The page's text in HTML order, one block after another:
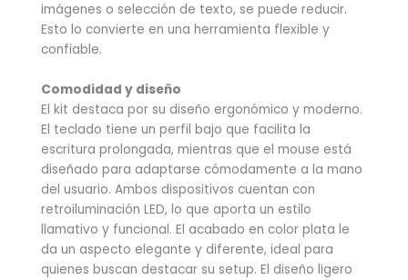
imágenes o selección de texto, se puede reducir.
Esto lo convierte en una herramienta flexible y
confiable.
Comodidad y diseño
El kit destaca por su diseño ergonómico y moderno.
El teclado tiene un perfil bajo que facilita la
escritura prolongada, mientras que el mouse está
diseñado para adaptarse cómodamente a la mano
del usuario. Ambos dispositivos cuentan con
retroiluminación LED, lo que aporta un estilo
llamativo y funcional. El acabado en color plata le
da un aspecto elegante y diferente, ideal para
quienes buscan destacar su setup. El diseño ligero